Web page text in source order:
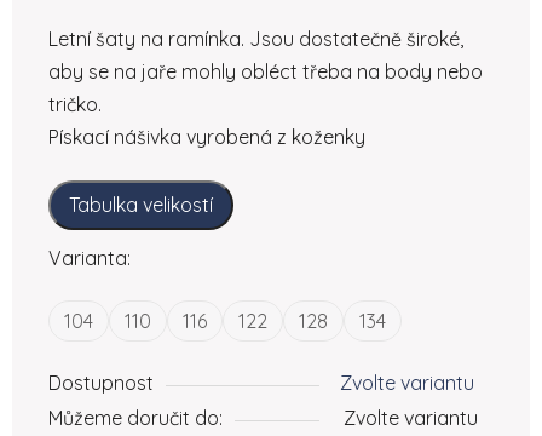
Letní šaty na ramínka. Jsou dostatečně široké,
aby se na jaře mohly obléct třeba na body nebo
tričko.
Pískací nášivka vyrobená z koženky
Tabulka velikostí
Varianta:
104 110 116 122 128 134
Dostupnost
Zvolte variantu
Můžeme doručit do:
Zvolte variantu